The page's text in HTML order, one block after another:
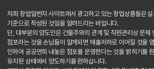
저희 창업일번지 사이트에서 광고하고 있는 창업상품들은
기준으로 작성된 것임을 알려드리는 바입니다.
단, 대부분의 양도인은 건물주와의 관계 및 직원관리상 문제
점포라는 것을 손님들이 알게되면 매출저하로 이어질 것을
인하여 공공연희 내놓은 점포를 운영한다는 것을 밝히기를
유지된 상태에서 양도하기를 원하십니다.